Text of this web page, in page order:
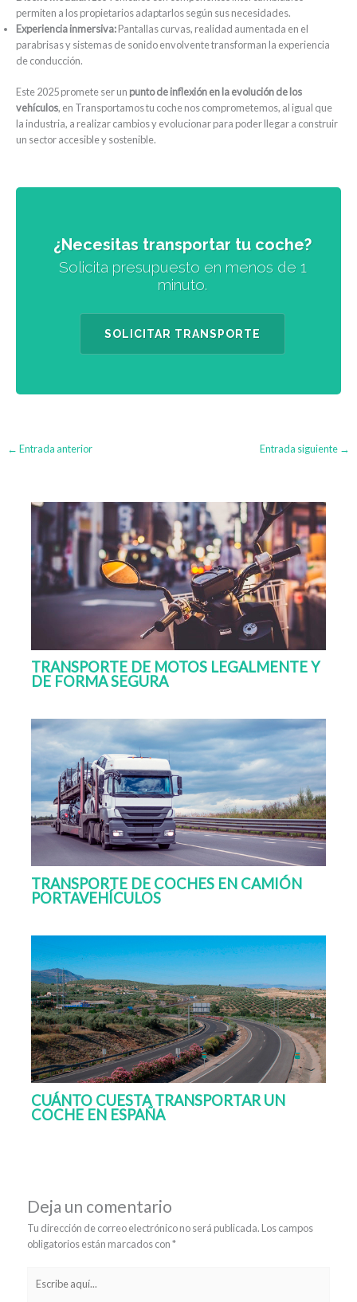
permiten a los propietarios adaptarlos según sus necesidades.
Experiencia inmersiva:Pantallas curvas, realidad aumentada en el
parabrisas y sistemas de sonido envolvente transforman la experiencia
de conducción.
Este 2025 promete ser un punto de inflexión en la evolución de los
vehículos, en Transportamos tu coche nos comprometemos, al igual que
la industria, a realizar cambios y evolucionar para poder llegar a construir
un sector accesible y sostenible.
¿Necesitas transportar tu coche?
Solicita presupuesto en menos de 1
minuto.
SOLICITAR TRANSPORTE
← Entrada anterior Entrada siguiente →
TRANSPORTE DE MOTOS LEGALMENTE Y
DE FORMA SEGURA
TRANSPORTE DE COCHES EN CAMIÓN
PORTAVEHÍCULOS
CUÁNTO CUESTA TRANSPORTAR UN
COCHE EN ESPAÑA
Deja un comentario
Tu dirección de correo electrónico no será publicada. Los campos
obligatorios están marcados con*
aquí...